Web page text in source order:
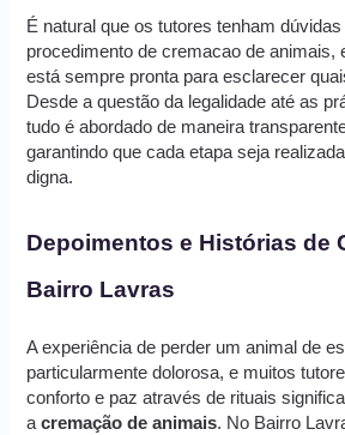
É natural que os tutores tenham
procedimento de cremacao de animais,
está sempre pronta para esclarecer
Desde a questão da legalidade até as
tudo é abordado de maneira
garantindo que cada etapa seja
digna.
Depoimentos e Histórias de
Bairro Lavras
A experiência de perder um animal de
particularmente dolorosa, e muitos
conforto e paz através de rituais
acremação de animais. No Bairro